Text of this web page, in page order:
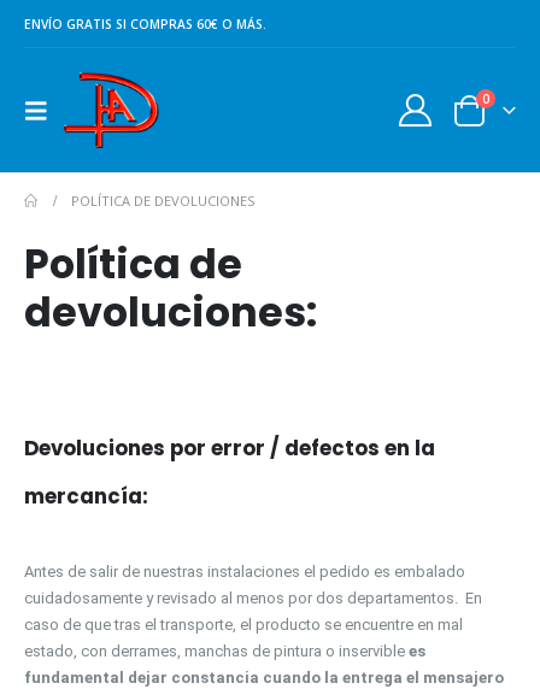
ENVÍO GRATIS SI COMPRAS 60€ O MÁS.
0
POLÍTICA DE DEVOLUCIONES
Política de
devoluciones:
Devoluciones por error / defectos en la
mercancía:
Antes de salir de nuestras instalaciones el pedido es embalado
cuidadosamente y revisado al menos por dos departamentos. En
caso de que tras el transporte, el producto se encuentre en mal
estado, con derrames, manchas de pintura o inservible es
fundamental dejar constancia cuando la entrega el mensajero